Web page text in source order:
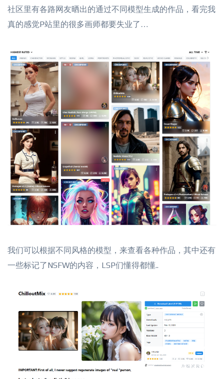
社区里有各路网友晒出的通过不同模型生成的作品，看完我
真的感觉P站里的很多画师都要失业了…
我们可以根据不同风格的模型，来查看各种作品，其中还有
一些标记了NSFW的内容，LSP们懂得都懂..